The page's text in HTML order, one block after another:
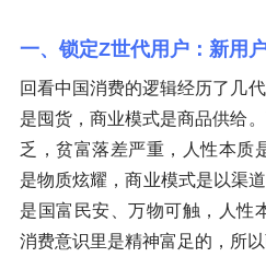
一、锁定Z世代用户：新用
回看中国消费的逻辑经历了几
是囤货，商业模式是商品供给
乏，贫富落差严重，人性本质
是物质炫耀，商业模式是以渠
是国富民安、万物可触，人性
消费意识里是精神富足的，所